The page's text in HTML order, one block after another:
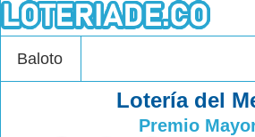
Baloto
Lotería del
Premio